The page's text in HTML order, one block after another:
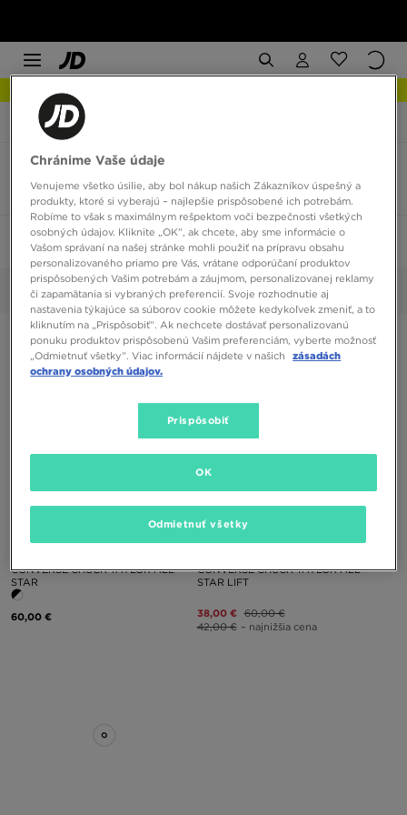
JD Sports Converse Chuck Taylor Lo
Converse Chuck Taylor Lo veľkosť 32
3 produkty
Zoradiť: Odporúčané Filtrovať
Vybrané: 32 Vyčistiť
CONVERSE CHUCK TAYLOR ALL
STAR
60,00 €
CONVERSE CHUCK TAYLOR ALL
STAR LIFT
38,00 € 60,00 €
42,00 € – najnižšia cena
Chránime Vaše údaje
Venujeme všetko úsilie, aby bol nákup našich Zákazníkov úspešný a
produkty, ktoré si vyberajú – najlepšie prispôsobené ich potrebám.
Robíme to však s maximálnym rešpektom voči bezpečnosti všetkých
osobných údajov. Kliknite „OK”, ak chcete, aby sme informácie o
Vašom správaní na našej stránke mohli použiť na prípravu obsahu
personalizovaného priamo pre Vás, vrátane odporúčaní produktov
prispôsobených Vašim potrebám a záujmom, personalizovanej reklamy
či zapamätania si vybraných preferencií. Svoje rozhodnutie aj
nastavenia týkajúce sa súborov cookie môžete kedykoľvek zmeniť, a to
kliknutím na „Prispôsobiť”. Ak nechcete dostávať personalizovanú
ponuku produktov prispôsobenú Vašim preferenciám, vyberte možnosť
„Odmietnuť všetky”. Viac informácií nájdete v našich
zásadách
ochrany osobných údajov.
Prispôsobiť
Odmietnuť všetky
OK